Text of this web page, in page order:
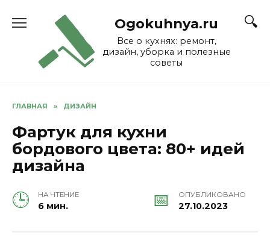
Ogokuhnya.ru
Все о кухнях: ремонт,
дизайн, уборка и полезные
советы
ГЛАВНАЯ » ДИЗАЙН
Фартук для кухни
бордового цвета: 80+ идей
дизайна
НА ЧТЕНИЕ
6 мин.
ОПУБЛИКОВАНО
27.10.2023